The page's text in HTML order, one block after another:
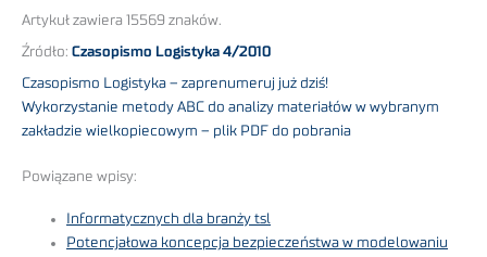
Artykuł zawiera 15569 znaków.
Źródło: Czasopismo Logistyka 4/2010
Czasopismo Logistyka – zaprenumeruj już dziś!
Wykorzystanie metody ABC do analizy materiałów w wybranym
zakładzie wielkopiecowym – plik PDF do pobrania
Powiązane wpisy:
Informatycznych dla branży tsl
Potencjałowa koncepcja bezpieczeństwa w modelowaniu